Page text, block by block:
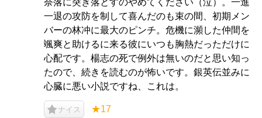
奈落に突き落とすのやめてください（泣）。一進
一退の攻防を制して喜んだのも束の間、初期メン
バーの林冲に最大のピンチ。危機に瀕した仲間を
颯爽と助けるに来る彼にいつも胸熱だっただけに
心配です。楊志の死で例外は無いのだと思い知っ
たので、続きを読むのが怖いです。銀英伝並みに
心臓に悪い小説ですね、これは。
ナイス ★17